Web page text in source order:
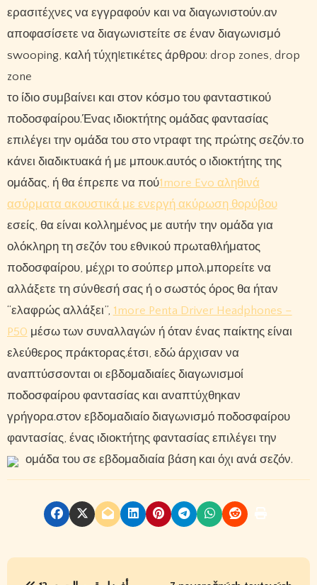
ερασιτέχνες να εγγραφούν και να διαγωνιστούν.αν
αποφασίσετε να διαγωνιστείτε σε έναν διαγωνισμό
swooping, καλή τύχη!ετικέτες άρθρου: drop zones, drop
zone
το ίδιο συμβαίνει και στον κόσμο του φανταστικού
ποδοσφαίρου.Ένας ιδιοκτήτης ομάδας φαντασίας
επιλέγει την ομάδα του στο ντραφτ της πρώτης σεζόν.το
κάνει διαδικτυακά ή με μπουκ.αυτός ο ιδιοκτήτης της
ομάδας, ή θα έπρεπε να πού1more Evo αληθινά
ασύρματα ακουστικά με ενεργή ακύρωση θορύβου
εσείς, θα είναι κολλημένος με αυτήν την ομάδα για
ολόκληρη τη σεζόν του εθνικού πρωταθλήματος
ποδοσφαίρου, μέχρι το σούπερ μπολ.​​μπορείτε να
αλλάξετε τη σύνθεσή σας ή ο σωστός όρος θα ήταν
“ελαφρώς αλλάξει”, 1more Penta Driver Headphones –
P50 μέσω των συναλλαγών ή όταν ένας παίκτης είναι
ελεύθερος πράκτορας.έτσι, εδώ άρχισαν να
αναπτύσσονται οι εβδομαδιαίες διαγωνισμοί
ποδοσφαίρου φαντασίας και αναπτύχθηκαν
γρήγορα.στον εβδομαδιαίο διαγωνισμό ποδοσφαίρου
φαντασίας, ένας ιδιοκτήτης φαντασίας επιλέγει την
ομάδα του σε εβδομαδιαία βάση και όχι ανά σεζόν.
P